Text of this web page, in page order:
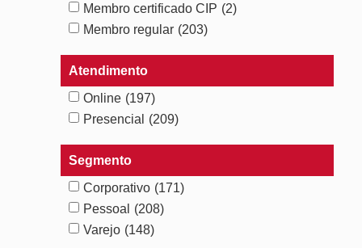
Membro certificado CIP (2)
Membro regular (203)
Atendimento
Online (197)
Presencial
(209)
Segmento
Corporativo (171)
Pessoal
(208)
Varejo (148)